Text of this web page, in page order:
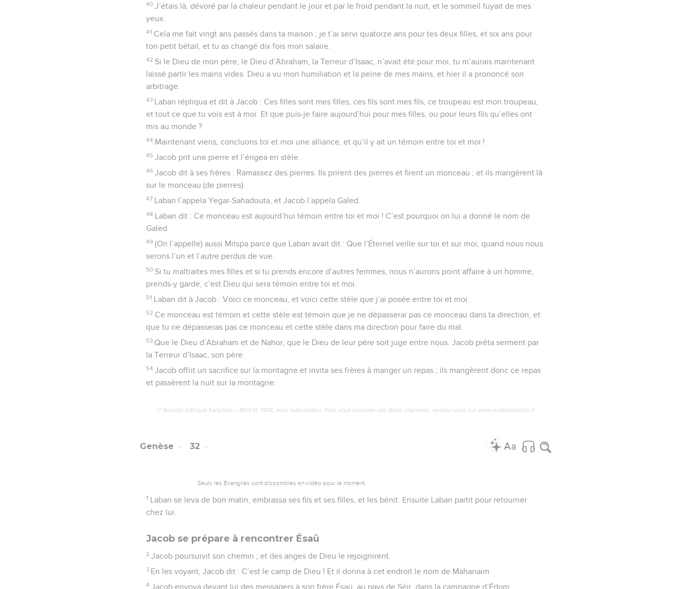
40 J’étais là, dévoré par la chaleur pendant le jour et par le froid pendant la nuit, et le sommeil fuyait de mes
yeux.
41 Cela me fait vingt ans passés dans ta maison ; je t’ai servi quatorze ans pour tes deux filles, et six ans pour
ton petit bétail, et tu as changé dix fois mon salaire.
42 Si le Dieu de mon père, le Dieu d’Abraham, la Terreur d’Isaac, n’avait été pour moi, tu m’aurais maintenant
laissé partir les mains vides. Dieu a vu mon humiliation et la peine de mes mains, et hier il a prononcé son
arbitrage.
43 Laban répliqua et dit à Jacob : Ces filles sont mes filles, ces fils sont mes fils, ce troupeau est mon troupeau,
et tout ce que tu vois est à moi. Et que puis-je faire aujourd’hui pour mes filles, ou pour leurs fils qu’elles ont
mis au monde ?
44 Maintenant viens, concluons toi et moi une alliance, et qu’il y ait un témoin entre toi et moi !
45 Jacob prit une pierre et l’érigea en stèle.
46 Jacob dit à ses frères : Ramassez des pierres. Ils prirent des pierres et firent un monceau ; et ils mangèrent là
sur le monceau (de pierres).
47 Laban l’appela Yegar-Sahadouta, et Jacob l’appela Galed.
48 Laban dit : Ce monceau est aujourd’hui témoin entre toi et moi ! C’est pourquoi on lui a donné le nom de
Galed.
49 (On l’appelle) aussi Mitspa parce que Laban avait dit : Que l’Éternel veille sur toi et sur moi, quand nous nous
serons l’un et l’autre perdus de vue.
50 Si tu maltraites mes filles et si tu prends encore d’autres femmes, nous n’aurons point affaire à un homme,
prends-y garde, c’est Dieu qui sera témoin entre toi et moi.
51 Laban dit à Jacob : Voici ce monceau, et voici cette stèle que j’ai posée entre toi et moi.
52 Ce monceau est témoin et cette stèle est témoin que je ne dépasserai pas ce monceau dans ta direction, et
que tu ne dépasseras pas ce monceau et cette stèle dans ma direction pour faire du mal.
53 Que le Dieu d’Abraham et de Nahor, que le Dieu de leur père soit juge entre nous. Jacob prêta serment par
la Terreur d’Isaac, son père.
54 Jacob offrit un sacrifice sur la montagne et invita ses frères à manger un repas ; ils mangèrent donc ce repas
et passèrent la nuit sur la montagne.
© Société biblique française – Bibli’O, 1978, avec autorisation. Pour vous procurer une Bible imprimée, rendez-vous sur www.editionsbiblio.fr
Genèse 32
Seuls les Évangiles sont disponibles en vidéo pour le moment.
1 Laban se leva de bon matin, embrassa ses fils et ses filles, et les bénit. Ensuite Laban partit pour retourner
chez lui.
Jacob se prépare à rencontrer Ésaü
2 Jacob poursuivit son chemin ; et des anges de Dieu le rejoignirent.
3 En les voyant, Jacob dit : C’est le camp de Dieu ! Et il donna à cet endroit le nom de Mahanaïm.
4 Jacob envoya devant lui des messagers à son frère Ésaü, au pays de Séir, dans la campagne d’Édom.